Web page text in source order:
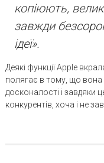
копіюють,
завжди
ідеї».
Деякі функції Apple
полягає в тому, що вона
досконалості і завдяки
конкурентів, хоча і не